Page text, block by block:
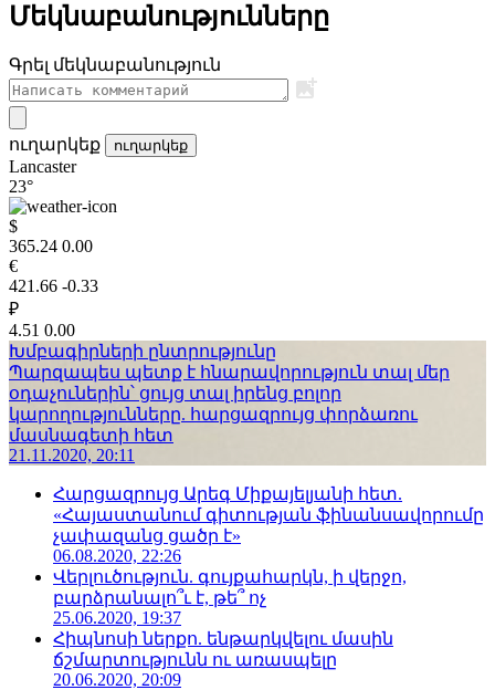
Մեկնաբանությունները
Գրել մեկնաբանություն
ուղարկեք ուղարկեք
Lancaster
23°
$
365.24 0.00
€
421.66 -0.33
₽
4.51 0.00
Խմբագիրների ընտրությունը
Պարզապես պետք է հնարավորություն տալ մեր
օդաչուներին՝ ցույց տալ իրենց բոլոր
կարողությունները. հարցազրույց փորձառու
մասնագետի հետ
21.11.2020, 20:11
Հարցազրույց Արեգ Միքայելյանի հետ.
«Հայաստանում գիտության ֆինանսավորումը
չափազանց ցածր է»
06.08.2020, 22:26
Վերլուծություն. գույքահարկն, ի վերջո,
բարձրանալո՞ւ է, թե՞ ոչ
25.06.2020, 19:37
Հիպնոսի ներքո. ենթարկվելու մասին
ճշմարտությունն ու առասպելը
20.06.2020, 20:09